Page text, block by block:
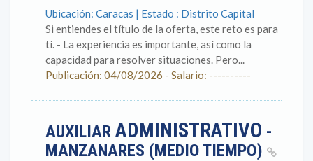
Ubicación: Caracas | Estado : Distrito Capital
Si entiendes el título de la oferta, este reto es para
tí. - La experiencia es importante, así como la
capacidad para resolver situaciones. Pero...
Publicación: 04/08/2026 - Salario: ----------
AUXILIAR ADMINISTRATIVO -
MANZANARES (MEDIO TIEMPO)